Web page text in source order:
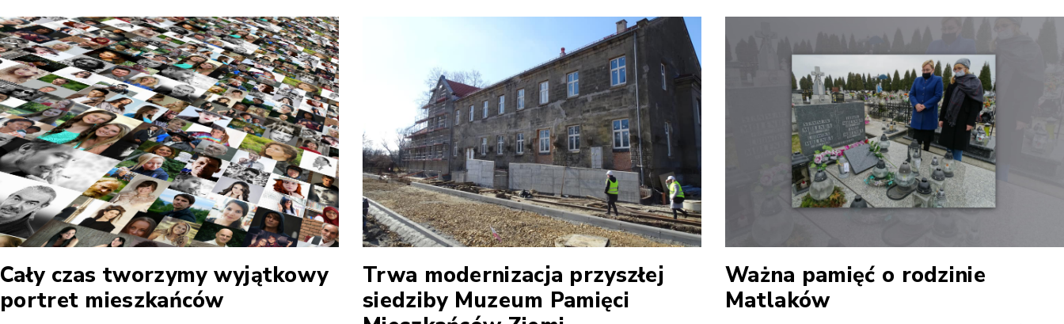
Cały czas tworzymy wyjątkowy
portret mieszkańców
Trwa modernizacja przyszłej
siedziby Muzeum Pamięci
Ważna pamięć o rodzinie
Matlaków